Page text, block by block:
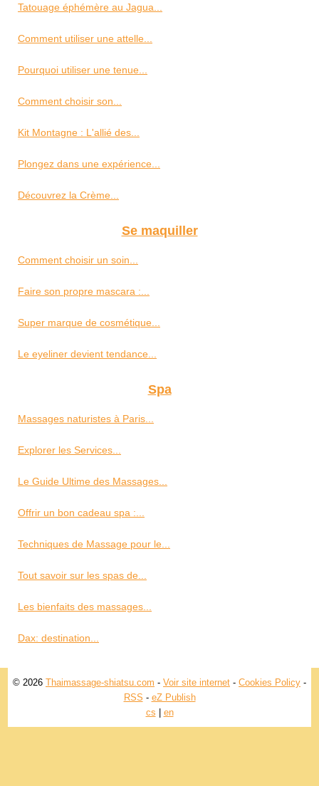
Tatouage éphémère au Jagua...
Comment utiliser une attelle...
Pourquoi utiliser une tenue...
Comment choisir son...
Kit Montagne : L'allié des...
Plongez dans une expérience...
Découvrez la Crème...
Se maquiller
Comment choisir un soin...
Faire son propre mascara :...
Super marque de cosmétique...
Le eyeliner devient tendance...
Spa
Massages naturistes à Paris...
Explorer les Services...
Le Guide Ultime des Massages...
Offrir un bon cadeau spa :...
Techniques de Massage pour le...
Tout savoir sur les spas de...
Les bienfaits des massages...
Dax: destination...
© 2026 Thaimassage-shiatsu.com - Voir site internet - Cookies Policy -
RSS - eZ Publish
cs
en